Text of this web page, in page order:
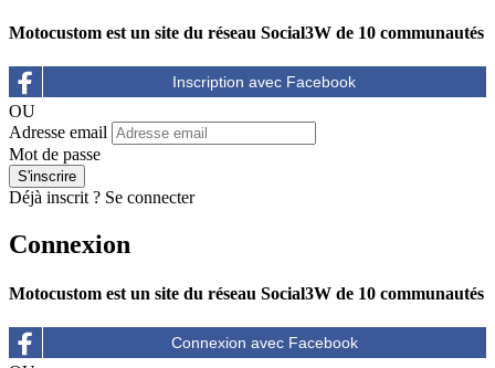
Motocustom est un site du réseau Social3W de 10 communautés
OU
Adresse email
Mot de passe
Déjà inscrit ? Se connecter
Connexion
Motocustom est un site du réseau Social3W de 10 communautés